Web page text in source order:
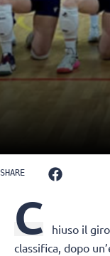
SHARE
C
hiuso il
classifica, dopo